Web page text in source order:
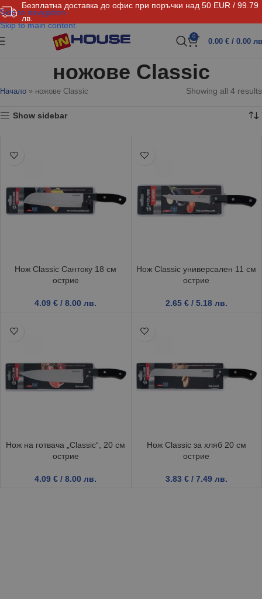
Безплатна доставка до офис при поръчки над 50 EUR / 99.79
лв.
Skip to navigation
Skip to main content
0
0.00 € / 0.00
ножове Classic
Начало » ножове Classic Showing all 4 results
Show sidebar
Нож Classic Сантоку 18 см
острие
4.09€ / 8.00 лв.
Нож Classic универсален 11 см
острие
2.65 € / 5.18 лв.
Нож на готвача „Classic“, 20 см
острие
4.09€ / 8.00 лв.
Нож Classic за хляб 20 см
острие
3.83 € / 7.49 лв.